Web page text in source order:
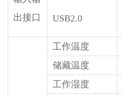
出接口
USB2.0
工作温度
储藏温度
工作湿度